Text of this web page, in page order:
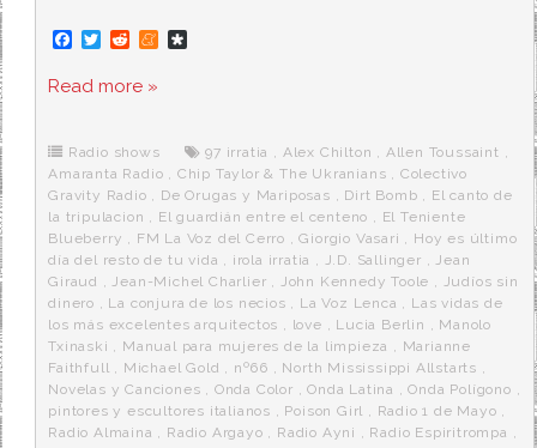
F
c
e
o
k
T
i
t
r
R
d
d
M
e
r
a
Read more »
Radio shows 97 irratia , Alex Chilton , Allen Toussaint ,
Amaranta Radio , Chip Taylor & The Ukranians , Colectivo
Gravity Radio , De Orugas y Mariposas , Dirt Bomb , El canto de
la tripulacion , El guardián entre el centeno , El Teniente
Blueberry , FM La Voz del Cerro ,Giorgio Vasari , Hoy es último
día del resto de tu vida , irola irratia , J.D. Sallinger ,Jean
Giraud ,Jean-Michel Charlier , John Kennedy Toole , Judíos sin
dinero , La conjura de los necios , La Voz Lenca , Las vidas de
los más excelentes arquitectos , love , Lucia Berlin , Manolo
Txinaski , Manual para mujeres de la limpieza , Marianne
Faithfull , Michael Gold , nº66 , North Mississippi Allstarts ,
Novelas y Canciones , Onda Color ,Onda Latina ,Onda Polígono ,
pintores y escultores italianos , Poison Girl , Radio 1 de Mayo ,
Radio Almaina , Radio Argayo , Radio Ayni , Radio Espiritrompa ,